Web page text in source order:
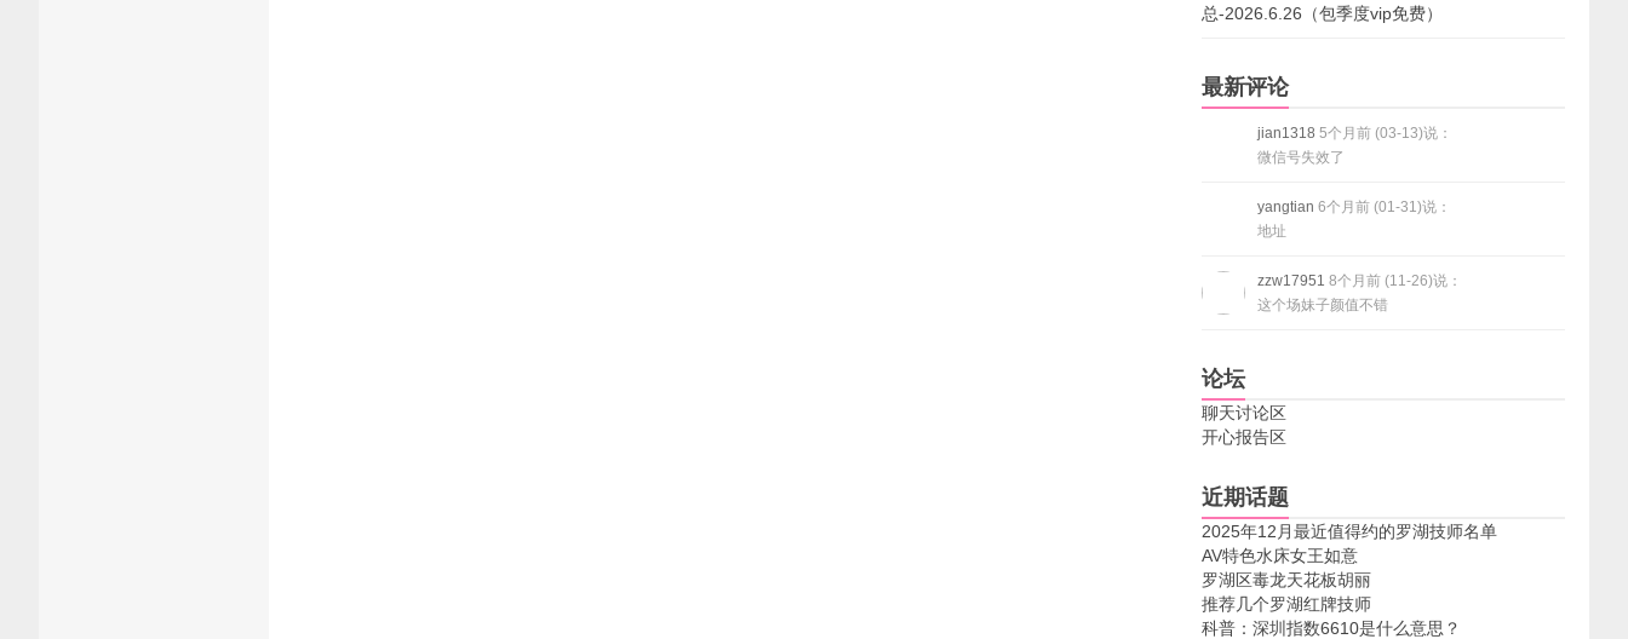
总-2026.6.26（包季度vip免费）
最新评论
jian1318 5个月前 (03-13)说：
微信号失效了
yangtian 6个月前 (01-31)说：
地址
zzw17951 8个月前 (11-26)说：
这个场妹子颜值不错
论坛
聊天讨论区
开心报告区
近期话题
2025年12月最近值得约的罗湖技师名单
AV特色水床女王如意
罗湖区毒龙天花板胡丽
推荐几个罗湖红牌技师
科普：深圳指数6610是什么意思？